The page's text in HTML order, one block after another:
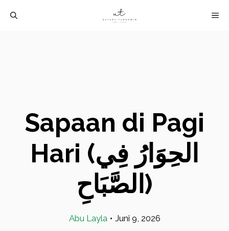
Sapaan di Pagi
Hari (الحِوَارُ فِي
الصَّبَاحِ)
Abu Layla • Juni 9, 2026